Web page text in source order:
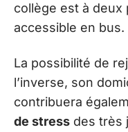
collège est à deux
accessible en bus.
La possibilité de
l’inverse, son
contribuera
de stress des très